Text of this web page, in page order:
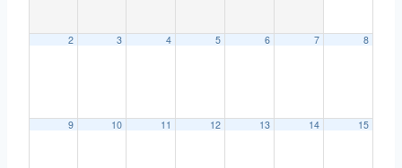
2 3 4 5 6 7 8
9 10 11 12 13 14 15